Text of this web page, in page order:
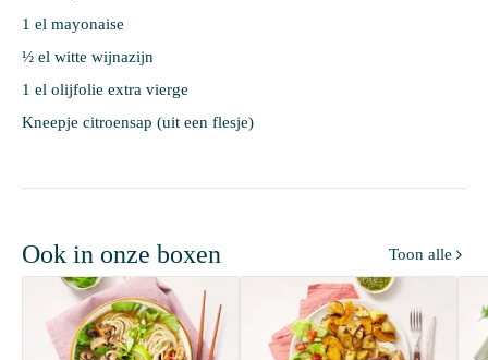
1 el mayonaise
½ el witte wijnazijn
1 el olijfolie extra vierge
Kneepje citroensap (uit een flesje)
Ook in onze boxen Toon alle 